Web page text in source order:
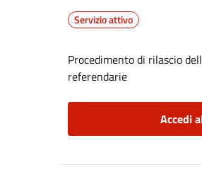
Servizio attivo
Procedimento di rilascio
referendarie
Accedi